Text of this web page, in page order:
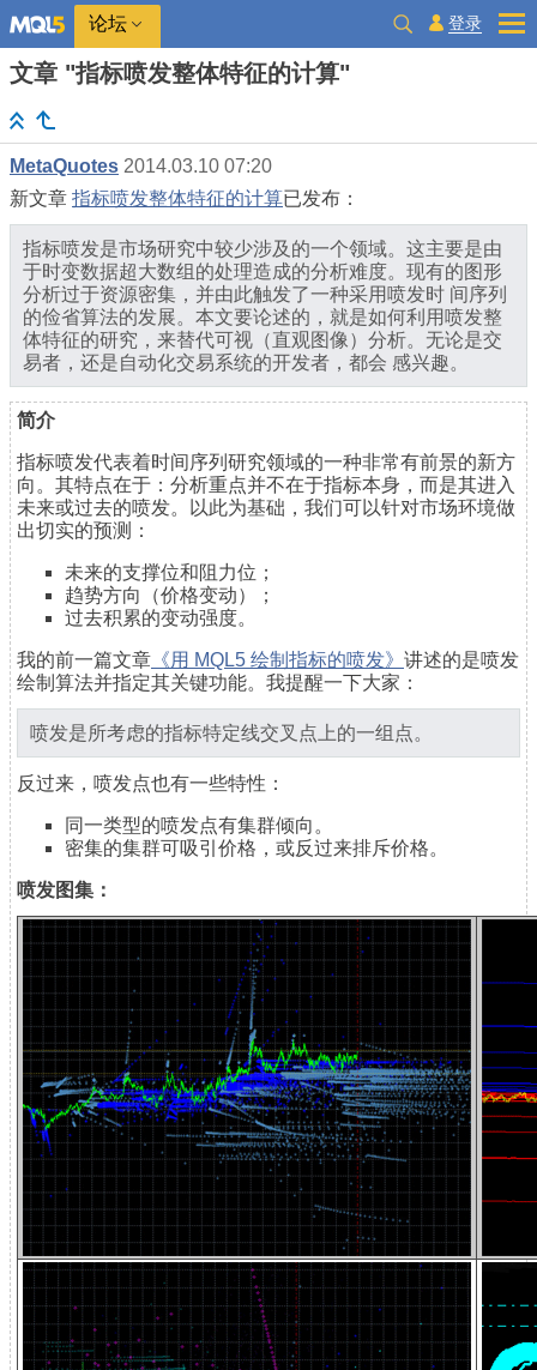
论坛 登录
文章 "指标喷发整体特征的计算"
MetaQuotes 2014.03.10 07:20
新文章 指标喷发整体特征的计算已发布：
指标喷发是市场研究中较少涉及的一个领域。这主要是由
于时变数据超大数组的处理造成的分析难度。现有的图形
分析过于资源密集，并由此触发了一种采用喷发时 间序列
的俭省算法的发展。本文要论述的，就是如何利用喷发整
体特征的研究，来替代可视（直观图像）分析。无论是交
易者，还是自动化交易系统的开发者，都会 感兴趣。
简介
指标喷发代表着时间序列研究领域的一种非常有前景的新方
向。其特点在于：分析重点并不在于指标本身，而是其进入
未来或过去的喷发。以此为基础，我们可以针对市场环境做
出切实的预测：
未来的支撑位和阻力位；
趋势方向（价格变动）；
过去积累的变动强度。
我的前一篇文章 《用 MQL5 绘制指标的喷发》 讲述的是喷发
绘制算法并指定其关键功能。我提醒一下大家：
喷发是所考虑的指标特定线交叉点上的一组点。
反过来，喷发点也有一些特性：
同一类型的喷发点有集群倾向。
密集的集群可吸引价格，或反过来排斥价格。
喷发图集：